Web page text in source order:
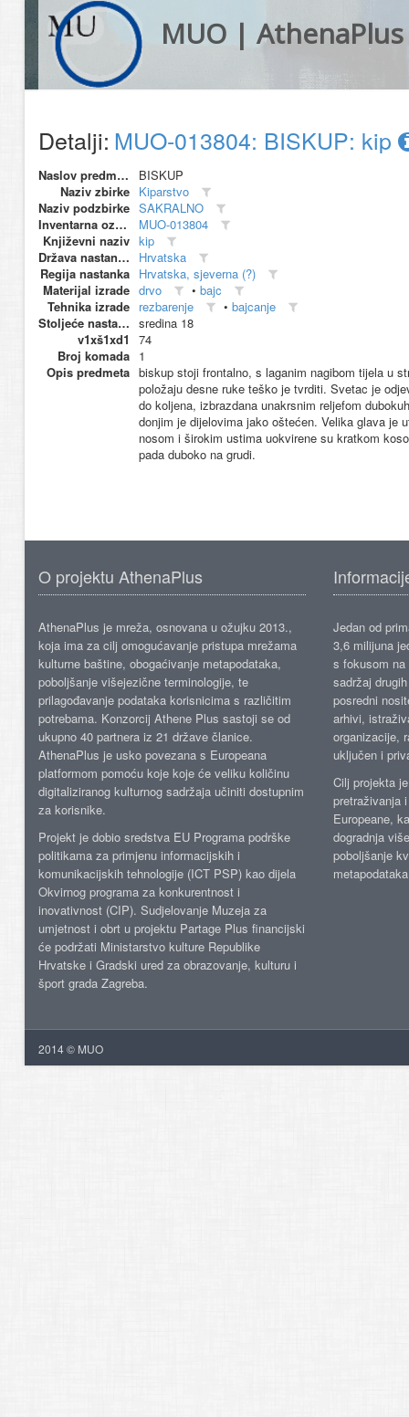
MUO | AthenaPlus
Detalji: MUO-013804: BISKUP: kip
Naslov predmeta
BISKUP
Naziv zbirke Kiparstvo
Naziv podzbirke SAKRALNO
Inventarna oznaka
MUO-013804
Književni naziv kip
Država nastanka
Hrvatska
Regija nastanka Hrvatska, sjeverna (?)
Materijal izrade drvo • bajc
Tehnika izrade rezbarenje • bajcanje
Stoljeće nastanka sredina 18
v1xš1xd1
74
Broj komada 1
Opis predmeta biskup stoji frontalno, s laganim nagibom tijela u
položaju desne ruke teško je tvrditi. Svetac je
do koljena, izbrazdana unakrsnim reljefom
donjim je dijelovima jako oštećen. Velika glava je
nosom i širokim ustima uokvirene su kratkom
pada duboko na grudi.
O projektu AthenaPlus
AthenaPlus je mreža, osnovana u ožujku 2013.,
koja ima za cilj omogućavanje pristupa mrežama
kulturne baštine, obogaćivanje metapodataka,
poboljšanje višejezične terminologije, te
prilagođavanje podataka korisnicima s različitim
potrebama. Konzorcij Athene Plus sastoji se od
ukupno 40 partnera iz 21 države članice.
AthenaPlus je usko povezana s Europeana
platformom pomoću koje koje će veliku količinu
digitaliziranog kulturnog sadržaja učiniti dostupnim
za korisnike.
Projekt je dobio sredstva EU Programa podrške
politikama za primjenu informacijskih i
komunikacijskih tehnologije (ICT PSP) kao dijela
Okvirnog programa za konkurentnost i
inovativnost (CIP). Sudjelovanje Muzeja za
umjetnost i obrt u projektu Partage Plus financijski
će podržati Ministarstvo kulture Republike
Hrvatske i Gradski ured za obrazovanje, kulturu i
šport grada Zagreba.
Jedan od
3,6 milijuna
s fokusom
sadržaj
posredni
arhivi,
organizacije,
uključen i
Cilj projekta
pretraživanja
Europeane,
dogradnja
poboljšanje
2014 © MUO